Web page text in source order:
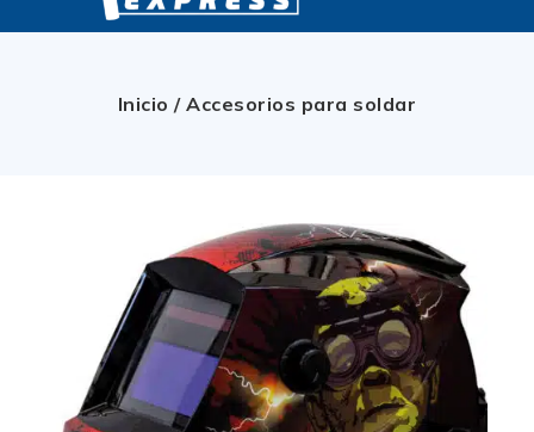
Inicio /Accesorios para soldar